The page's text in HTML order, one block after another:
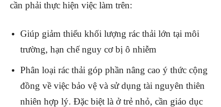
cần phải thực hiện việc làm trên:
Giúp giảm thiểu khối lượng rác thải lớn tại môi
trường, hạn chế nguy cơ bị ô nhiễm
Phân loại rác thải góp phần nâng cao ý thức cộng
đồng về việc bảo vệ và sử dụng tài nguyên thiên
nhiên hợp lý. Đặc biệt là ở trẻ nhỏ, cần giáo dục